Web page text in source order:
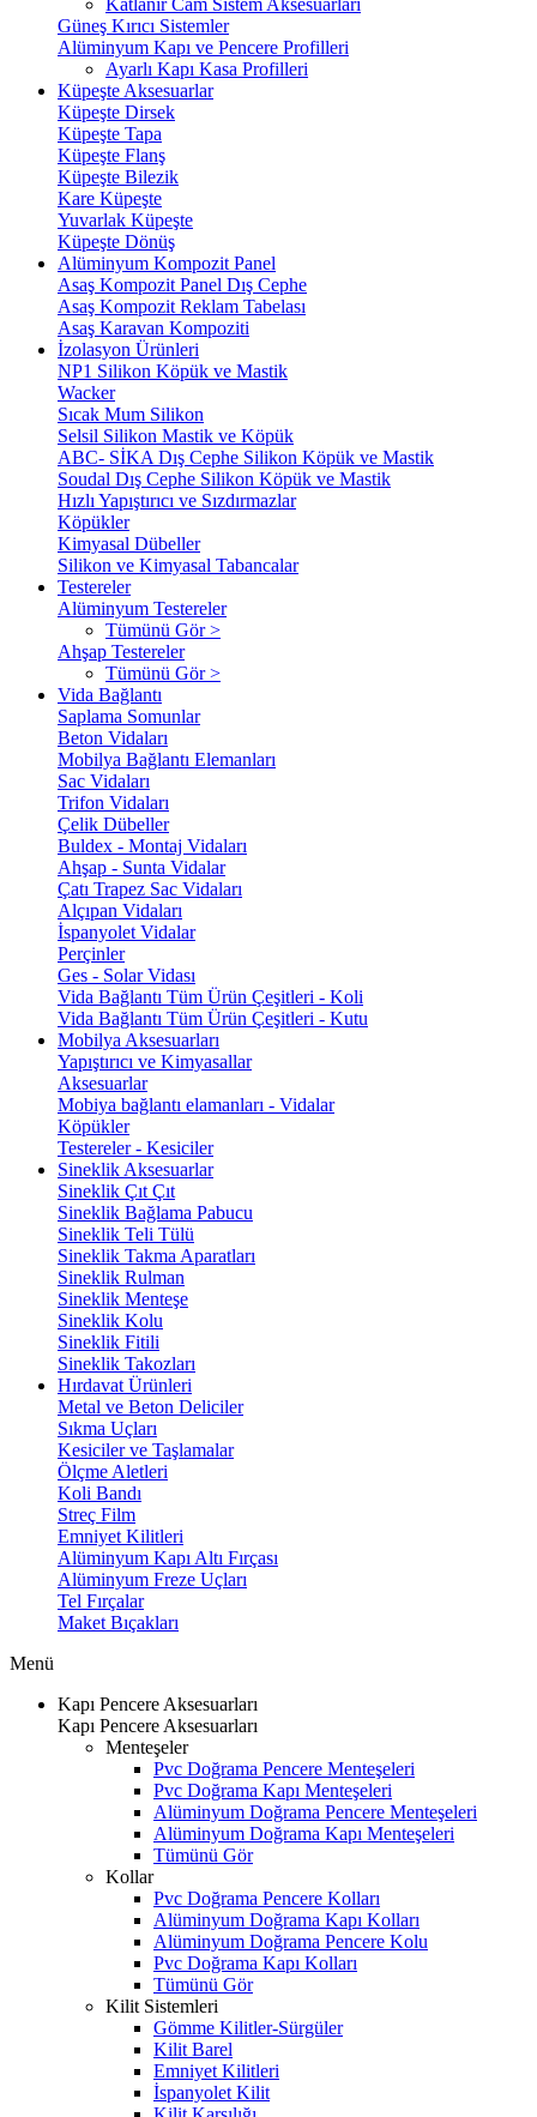
Katlanır Cam Sistem Aksesuarları
Güneş Kırıcı Sistemler
Alüminyum Kapı ve Pencere Profilleri
Ayarlı Kapı Kasa Profilleri
Küpeşte Aksesuarlar
Küpeşte Dirsek
Küpeşte Tapa
Küpeşte Flanş
Küpeşte Bilezik
Kare Küpeşte
Yuvarlak Küpeşte
Küpeşte Dönüş
Alüminyum Kompozit Panel
Asaş Kompozit Panel Dış Cephe
Asaş Kompozit Reklam Tabelası
Asaş Karavan Kompoziti
İzolasyon Ürünleri
NP1 Silikon Köpük ve Mastik
Wacker
Sıcak Mum Silikon
Selsil Silikon Mastik ve Köpük
ABC- SİKA Dış Cephe Silikon Köpük ve Mastik
Soudal Dış Cephe Silikon Köpük ve Mastik
Hızlı Yapıştırıcı ve Sızdırmazlar
Köpükler
Kimyasal Dübeller
Silikon ve Kimyasal Tabancalar
Testereler
Alüminyum Testereler
Tümünü Gör >
Ahşap Testereler
Tümünü Gör >
Vida Bağlantı
Saplama Somunlar
Beton Vidaları
Mobilya Bağlantı Elemanları
Sac Vidaları
Trifon Vidaları
Çelik Dübeller
Buldex - Montaj Vidaları
Ahşap - Sunta Vidalar
Çatı Trapez Sac Vidaları
Alçıpan Vidaları
İspanyolet Vidalar
Perçinler
Ges - Solar Vidası
Vida Bağlantı Tüm Ürün Çeşitleri - Koli
Vida Bağlantı Tüm Ürün Çeşitleri - Kutu
Mobilya Aksesuarları
Yapıştırıcı ve Kimyasallar
Aksesuarlar
Mobiya bağlantı elamanları - Vidalar
Köpükler
Testereler - Kesiciler
Sineklik Aksesuarlar
Sineklik Çıt Çıt
Sineklik Bağlama Pabucu
Sineklik Teli Tülü
Sineklik Takma Aparatları
Sineklik Rulman
Sineklik Menteşe
Sineklik Kolu
Sineklik Fitili
Sineklik Takozları
Hırdavat Ürünleri
Metal ve Beton Deliciler
Sıkma Uçları
Kesiciler ve Taşlamalar
Ölçme Aletleri
Koli Bandı
Streç Film
Emniyet Kilitleri
Alüminyum Kapı Altı Fırçası
Alüminyum Freze Uçları
Tel Fırçalar
Maket Bıçakları
Menü
Kapı Pencere Aksesuarları
Kapı Pencere Aksesuarları
Menteşeler
Pvc Doğrama Pencere Menteşeleri
Pvc Doğrama Kapı Menteşeleri
Alüminyum Doğrama Pencere Menteşeleri
Alüminyum Doğrama Kapı Menteşeleri
Tümünü Gör
Kollar
Pvc Doğrama Pencere Kolları
Alüminyum Doğrama Kapı Kolları
Alüminyum Doğrama Pencere Kolu
Pvc Doğrama Kapı Kolları
Tümünü Gör
Kilit Sistemleri
Gömme Kilitler-Sürgüler
Kilit Barel
Emniyet Kilitleri
İspanyolet Kilit